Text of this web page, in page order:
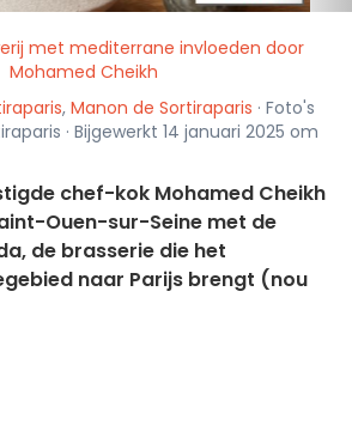
met mediterrane invloeden door
Mohamed Cheikh
, Manon de Sortiraparis · Foto's
· Bijgewerkt 14 januari 2025 om
chef-kok Mohamed Cheikh
Ouen-sur-Seine met de
de brasserie die het
naar Parijs brengt (nou